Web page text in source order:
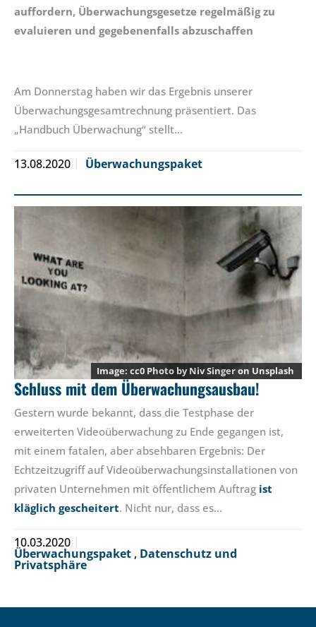
auffordern, Überwachungsgesetze regelmäßig zu
evaluieren und gegebenenfalls abzuschaffen
Am Donnerstag haben wir das Ergebnis unserer
Überwachungsgesamtrechnung präsentiert. Das
„Handbuch Überwachung“ stellt…
13.08.2020 Überwachungspaket
cc0 Photo byNiv Singeron Unsplash
Schluss mit dem Überwachungsausbau!
Gestern wurde bekannt, dass die Testphase der
erweiterten Videoüberwachung zu Ende gegangen ist,
mit einem fatalen, aber absehbaren Ergebnis: Der
Echtzeitzugriff auf Videoüberwachungsinstallationen von
privaten Unternehmen mit öffentlichem Auftrag ist
kläglich gescheitert. Nicht nur, dass es…
10.03.2020
Überwachungspaket , Datenschutz und
Privatsphäre